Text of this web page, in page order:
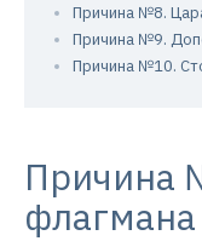
Причина №8.
Причина №9.
Причина №10.
Причина